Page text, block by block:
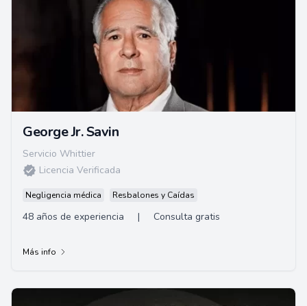
George Jr. Savin
Servicio Whittier
Licencia Verificada
Negligencia médica Resbalones y Caídas
48 años de experiencia | Consulta gratis
Más info